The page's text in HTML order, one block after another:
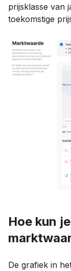
prijsklasse van
toekomstige
Hoe kun
De grafiek in